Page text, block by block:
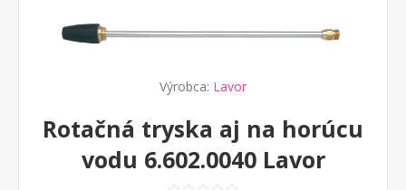
Výrobca: Lavor
Rotačná tryska aj na horúcu
vodu 6.602.0040 Lavor